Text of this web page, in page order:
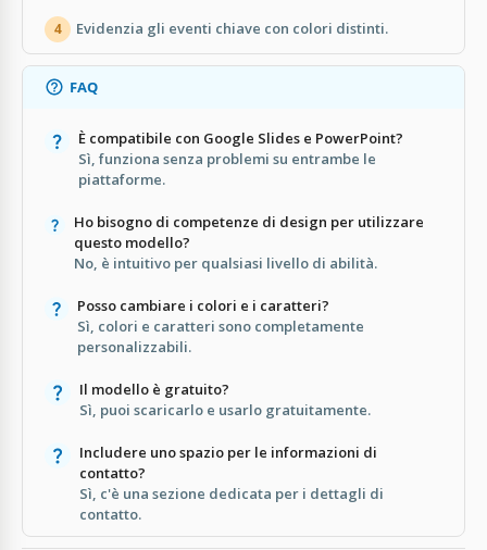
4 Evidenzia gli eventi chiave con colori distinti.
FAQ
È compatibile con Google Slides e PowerPoint?
Sì, funziona senza problemi su entrambe le
piattaforme.
Ho bisogno di competenze di design per utilizzare
questo modello?
No, è intuitivo per qualsiasi livello di abilità.
Posso cambiare i colori e i caratteri?
Sì, colori e caratteri sono completamente
personalizzabili.
Il modello è gratuito?
Sì, puoi scaricarlo e usarlo gratuitamente.
Includere uno spazio per le informazioni di
contatto?
Sì, c'è una sezione dedicata per i dettagli di
contatto.